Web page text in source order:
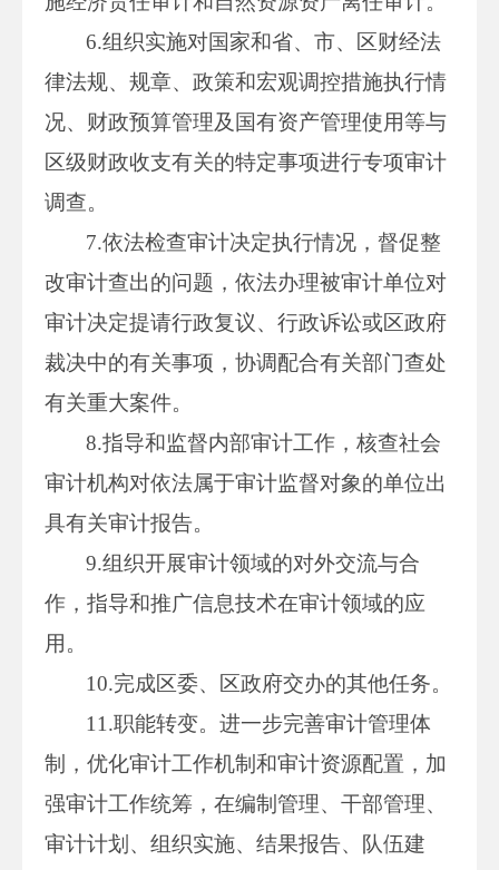
6.组织实施对国家和省、市、区财经法
律法规、规章、政策和宏观调控措施执行情
况、财政预算管理及国有资产管理使用等与
区级财政收支有关的特定事项进行专项审计
调查。
7.依法检查审计决定执行情况，督促整
改审计查出的问题，依法办理被审计单位对
审计决定提请行政复议、行政诉讼或区政府
裁决中的有关事项，协调配合有关部门查处
有关重大案件。
8.指导和监督内部审计工作，核查社会
审计机构对依法属于审计监督对象的单位出
具有关审计报告。
9.组织开展审计领域的对外交流与合
作，指导和推广信息技术在审计领域的应
用。
10.完成区委、区政府交办的其他任务。
11.职能转变。进一步完善审计管理体
制，优化审计工作机制和审计资源配置，加
强审计工作统筹，在编制管理、干部管理、
审计计划、组织实施、结果报告、队伍建